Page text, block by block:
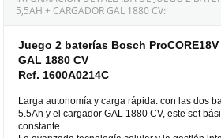
5,5AH + CARGADOR GAL 1880 CV:
Juego 2 baterías Bosch
GAL 1880 CV
Ref. 1600A0214C
Larga autonomía y carga rápida: con las dos
5.5Ah y el cargador GAL 1880 CV, este set
constante.